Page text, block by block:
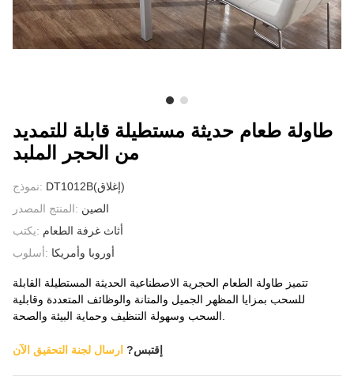
معلومات عنا
طاولة طعام حديثة مستطيلة قابلة للتمديد
من الحجر الملبد
نموذج:
DT1012B(إغلاق)
المنتج المصدر: الصين
يكتب: أثاث غرفة الطعام
أسلوب: أوروبا وأمريكا
تتميز طاولة الطعام الحجرية الاصطناعية الحديثة المستطيلة القابلة
للسحب بمزايا المظهر الجميل والمتانة والوظائف المتعددة وقابلية
إقتبس? ارسال لجنة التحقيق الآن